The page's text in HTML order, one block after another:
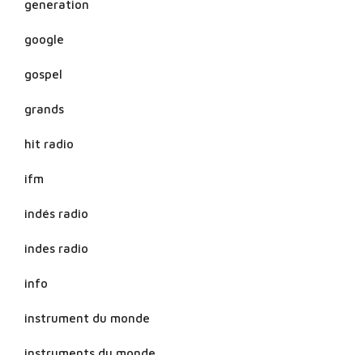
generation
google
gospel
grands
hit radio
ifm
indés radio
indes radio
info
instrument du monde